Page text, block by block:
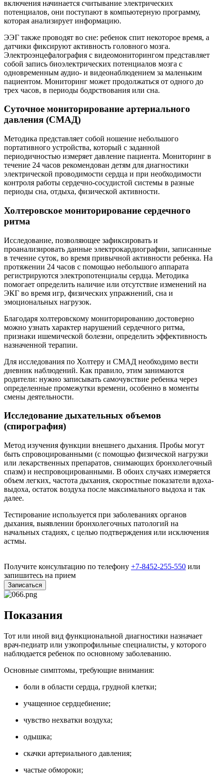
включения начинается считывание электрических
потенциалов, они поступают в компьютерную программу,
которая анализирует информацию.
ЭЭГ также проводят во сне: ребенок спит некоторое время, а
датчики фиксируют активность головного мозга.
Электроэнцефалография с видеомониторингом представляет
собой запись биоэлектрических потенциалов мозга с
одновременным аудио- и видеонаблюдением за маленьким
пациентом. Мониторинг может продолжаться от одного до
трех часов, в периоды бодрствования или сна.
Суточное мониторирование артериального
давления (СМАД)
Методика представляет собой ношение небольшого
портативного устройства, который с заданной
периодичностью измеряет давление пациента. Мониторинг в
течение 24 часов рекомендован детям для диагностики
электрической проводимости сердца и при необходимости
контроля работы сердечно-сосудистой системы в разные
периоды сна, отдыха, физической активности.
Холтеровское мониторирование сердечного
ритма
Исследование, позволяющее зафиксировать и
проанализировать данные электрокардиографии, записанные
в течение суток, во время привычной активности ребенка. На
протяжении 24 часов с помощью небольшого аппарата
регистрируются электропотенциалы сердца. Методика
помогает определить наличие или отсутствие изменений на
ЭКГ во время игр, физических упражнений, сна и
эмоциональных нагрузок.
Благодаря холтеровскому мониторированию достоверно
можно узнать характер нарушений сердечного ритма,
признаки ишемической болезни, определить эффективность
назначенной терапии.
Для исследования по Холтеру и СМАД необходимо вести
дневник наблюдений. Как правило, этим занимаются
родители: нужно записывать самочувствие ребенка через
определенные промежутки времени, особенно в моменты
смены деятельности.
Исследование дыхательных объемов
(спирография)
Метод изучения функции внешнего дыхания. Пробы могут
быть спровоцированными (с помощью физической нагрузки
или лекарственных препаратов, снимающих бронхолегочный
спазм) и неспровоцированными. В обоих случаях измеряется
объем легких, частота дыхания, скоростные показатели вдоха-
выдоха, остаток воздуха после максимального выдоха и так
далее.
Тестирование используется при заболеваниях органов
дыхания, выявлении бронхолегочных патологий на
начальных стадиях, с целью подтверждения или исключения
астмы.
Получите консультацию по телефону +7-8452-255-550 или
запишитесь на прием
Записаться
Показания
Тот или иной вид функциональной диагностики назначает
врач-педиатр или узкопрофильные специалисты, у которого
наблюдается ребенок по основному заболеванию.
Основные симптомы, требующие внимания:
боли в области сердца, грудной клетки;
учащенное сердцебиение;
чувство нехватки воздуха;
одышка;
скачки артериального давления;
частые обмороки;